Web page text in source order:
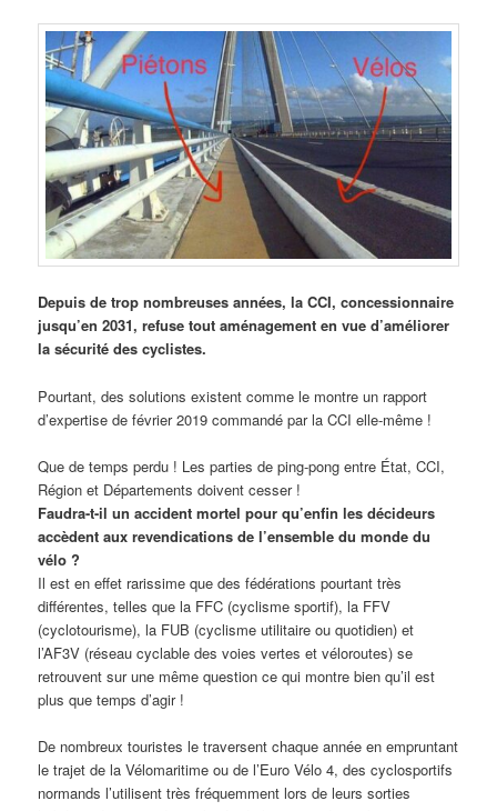
Depuis de trop nombreuses années, la CCI, concessionnaire
jusqu’en 2031, refuse tout aménagement en vue d’améliorer
la sécurité des cyclistes.
Pourtant, des solutions existent comme le montre un rapport
d’expertise de février 2019 commandé par la CCI elle-même !
Que de temps perdu ! Les parties de ping-pong entre État, CCI,
Région et Départements doivent cesser !
Faudra-t-il un accident mortel pour qu’enfin les décideurs
accèdent aux revendications de l’ensemble du monde du
vélo ?
Il est en effet rarissime que des fédérations pourtant très
différentes, telles que la FFC (cyclisme sportif), la FFV
(cyclotourisme), la FUB (cyclisme utilitaire ou quotidien) et
l’AF3V (réseau cyclable des voies vertes et véloroutes) se
retrouvent sur une même question ce qui montre bien qu’il est
plus que temps d’agir !
De nombreux touristes le traversent chaque année en empruntant
le trajet de la Vélomaritime ou de l’Euro Vélo 4, des cyclosportifs
normands l’utilisent très fréquemment lors de leurs sorties